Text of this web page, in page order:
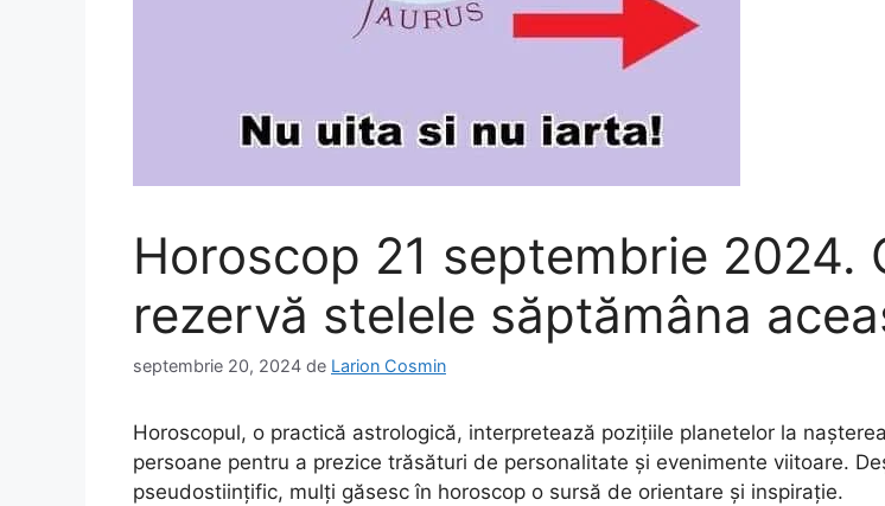
Horoscop 21 septembrie 2024.
rezervă stelele săptămâna
septembrie 20, 2024 de Larion Cosmin
Horoscopul, o practică astrologică, interpretează pozițiile planetelor la
persoane pentru a prezice trăsături de personalitate și evenimente viitoare.
pseudostiințific, mulți găsesc în horoscop o sursă de orientare și inspirație.